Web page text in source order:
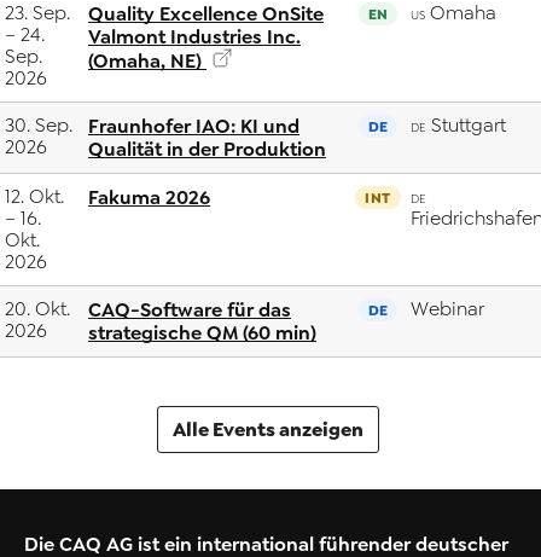
23. Sep.
– 24.
Sep.
2026
Quality Excellence OnSite
Valmont Industries Inc.
(Omaha, NE)
EN US Omaha
30. Sep.
2026
Fraunhofer IAO: KI und
Qualität in der Produktion
DE DE Stuttgart
12. Okt.
– 16.
Okt.
2026
Fakuma 2026 INT DE
20. Okt.
2026
CAQ-Software für das
strategische QM (60 min)
DE Webinar
Alle Events anzeigen
Die CAQ AG ist ein international führender deutscher